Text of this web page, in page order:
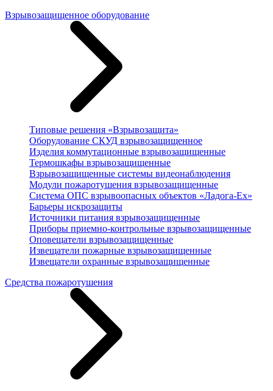
Взрывозащищенное оборудование
Типовые решения «Взрывозащита»
Оборудование СКУД взрывозащищенное
Изделия коммутационные взрывозащищенные
Термошкафы взрывозащищенные
Взрывозащищенные системы видеонаблюдения
Модули пожаротушения взрывозащищенные
Система ОПС взрывоопасных объектов «Ладога-Ex»
Барьеры искрозащиты
Источники питания взрывозащищенные
Приборы приемно-контрольные взрывозащищенные
Оповещатели взрывозащищенные
Извещатели пожарные взрывозащищенные
Извещатели охранные взрывозащищенные
Средства пожаротушения